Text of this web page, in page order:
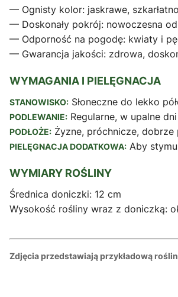
— Ognisty kolor: jaskrawe,
— Doskonały pokrój: nowoczesna
— Odporność na pogodę: kwiaty i
— Gwarancja jakości: zdrowa,
WYMAGANIA I PIELĘGNACJA
STANOWISKO: Słoneczne do lekko
PODLEWANIE: Regularne, w upalne
PODŁOŻE: Żyzne, próchnicze,
PIELĘGNACJA DODATKOWA: Aby
WYMIARY ROŚLINY
Średnica doniczki: 12 cm
Wysokość rośliny wraz z doniczką:
Zdjęcia przedstawiają przykładową